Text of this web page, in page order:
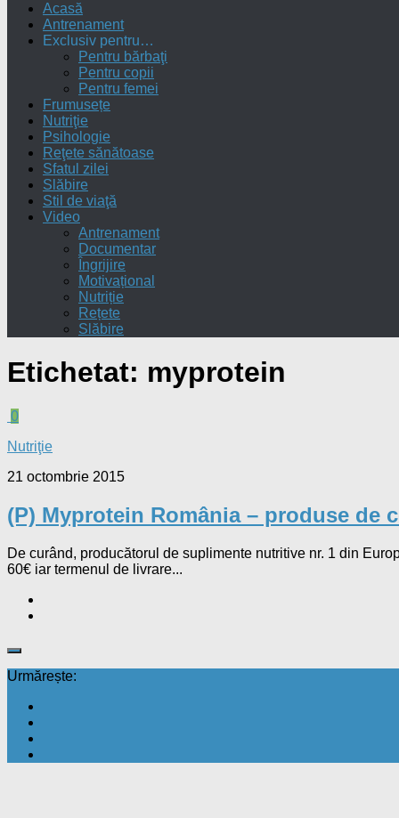
Acasă
Antrenament
Exclusiv pentru…
Pentru bărbaţi
Pentru copii
Pentru femei
Frumusețe
Nutriţie
Psihologie
Reţete sănătoase
Sfatul zilei
Slăbire
Stil de viaţă
Video
Antrenament
Documentar
Îngrijire
Motivațional
Nutriție
Rețete
Slăbire
Etichetat: myprotein
0
Nutriţie
21 octombrie 2015
(P) Myprotein România – produse de
De curând, producătorul de suplimente nutritive nr. 1 din
60€ iar termenul de livrare...
Urmărește: